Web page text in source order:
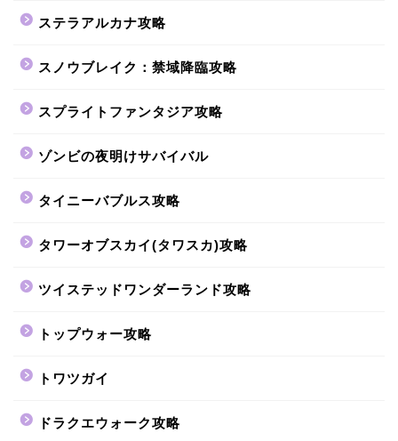
ステラアルカナ攻略
スノウブレイク：禁域降臨攻略
スプライトファンタジア攻略
ゾンビの夜明けサバイバル
タイニーバブルス攻略
タワーオブスカイ(タワスカ)攻略
ツイステッドワンダーランド攻略
トップウォー攻略
トワツガイ
ドラクエウォーク攻略